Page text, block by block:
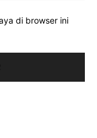
di browser ini